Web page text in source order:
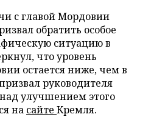
с главой Мордовии
обратить особое
ситуацию в
что уровень
остается ниже, чем в
руководителя
улучшением этого
на сайте Кремля.